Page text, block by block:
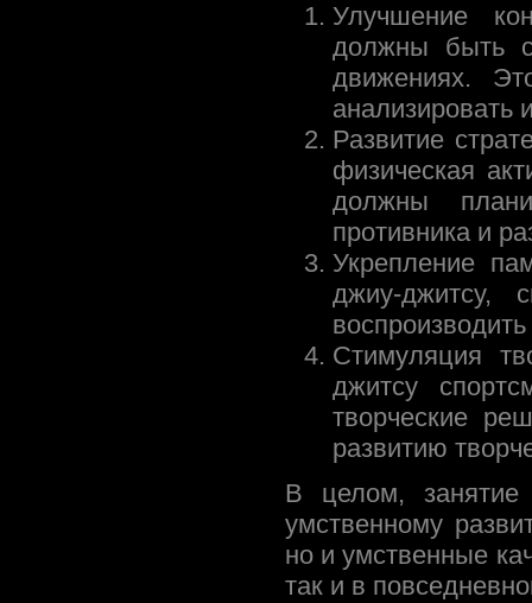
Улучшение
должны быть
движениях.
Развитие
физическая
должны
противника и
Укрепление
джиу-джитсу,
Стимуляция
джитсу
творческие
развитию
В целом, занятие
умственному
но и умственные
так и в